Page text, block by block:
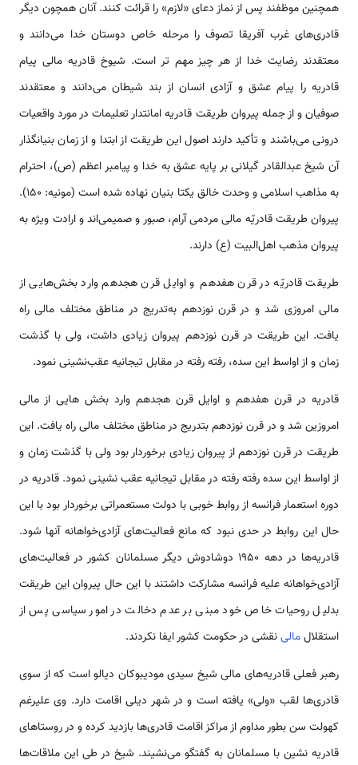
همچنین موظفند پس از نماز دعای «لازم» را قرائت کنند. آنان همچون دیگر
قادری‌های غرب آفریقا تصوف را مرحله‌ خاص دوستان خدا می‌دانند و
معتقدند رضایت خدا از هر چیز مهم تر است. شیوخ قادریه مالی پیام
قادریه را پیام عشق و آزادی انسان از بند شیطان می‌دانند و معتقدند
صوفیان و از جمله پیروان طریقت قادریه امانتدار تعلیمات در مورد واقعیات
درونی می‌باشند و تأکید دارند اصول این طریقت از ابتدا و از زمان بنیانگذار
آن شیخ عبدالقادر گیلانی بر پایه عشق به خدا و پیامبر اعظم (ص)، احترام
به مذاهب اسلامی و وحدت خالق یکتا بنیان نهاده شده است (مونیه: 150).
پیروان طریقت قادریّه مالی مردمی آرام، صبور و صمیمی‌اند و ارادت ویژه به
پیروان مذهب اهل‌البیت (ع) دارند.
طریقت قادریّه در قرن هفدهم و اوایل قرن هجدهم وارد بخش‌هایی از
مالی امروزی شد و در قرن نوزدهم به‌تدریج در مناطق مختلف مالی راه
یافت. این طریقت در قرن نوزدهم پیروان زیادی داشت، ولی با گذشت
زمان و از اواسط این سده، رفته رفته در مقابل تیجانیه عقب‌نشینی نمود.
قادریه در قرن هفدهم و اوایل قرن هجدهم وارد بخش هایی از مالی
امروزین شد و در قرن نوزدهم بتدریج در مناطق مختلف مالی راه یافت. این
طریقت در قرن نوزدهم از پیروان زیادی برخوردار بود ولی با گذشت زمان و
از اواسط این سده رفته رفته در مقابل تیجانیه عقب نشینی نمود. قادریه در
دوره استعمار فرانسه از روابط خوبی با دولت مستعمراتی برخوردار بود با این
حال این روابط در حدی نبود که مانع فعالیت‌های آزادی‌خواهانه آنها شود.
قادریه‌ها در دهه 1950 دوشادوش دیگر مسلمانان کشور در فعالیت‌های
آزادی‌خواهانه علیه فرانسه مشارکت داشتند با این حال پیروان این طریقت
بدلیل روحیات خاص خود مبنی بر عدم دخالت در امور سیاسی پس از
استقلالمالینقشی در حکومت کشور ایفا نکردند.
رهبر فعلی قادریه‌های مالی شیخ سیدی موديبوكان دیالو است که از سوی
قادری‌ها لقب «ولی» یافته است و در شهر دیلی اقامت دارد. وی علیرغم
کهولت سن بطور مداوم از مراکز اقامت قادری‌ها بازدید کرده و در روستاهای
قادریه نشین با مسلمانان به گفتگو می‌نشیند. شيخ در طی این ملاقات‌ها